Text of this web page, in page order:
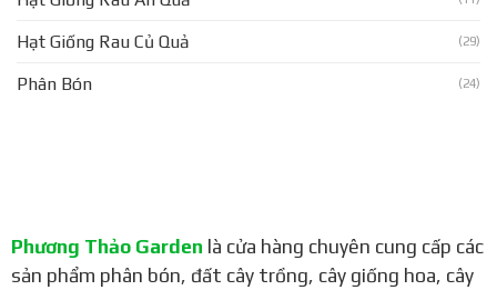
Hạt Giống Rau Củ Quả (29)
Phân Bón (24)
Phương Thảo Garden là cửa hàng chuyên cung cấp các
sản phẩm phân bón, đất cây trồng, cây giống hoa, cây